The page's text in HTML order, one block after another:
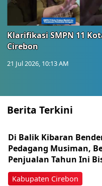
Klarifikasi SMPN 11
Cirebon
21 Jul 2026, 10:13 AM
Berita Terkini
Kabupaten Cirebon
Di Balik Kibaran
Pedagang Musiman,
Penjualan Tahun Ini